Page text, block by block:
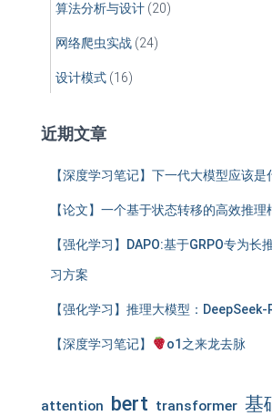
算法分析与设计 (20)
网络爬虫实战 (24)
设计模式 (16)
近期文章
【深度学习笔记】下一代大模型应该是
【论文】一个基于状态转移的高效推理
【强化学习】DAPO:基于GRPO专为长
习方案
【强化学习】推理大模型：
【深度学习笔记】 o1之来龙去脉
attention bert transformer 基